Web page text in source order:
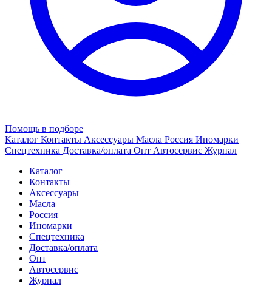
Помощь в подборе
Каталог Контакты Аксессуары Масла Россия Иномарки
Спецтехника Доставка/оплата Опт Автосервис Журнал
Каталог
Контакты
Аксессуары
Масла
Россия
Иномарки
Спецтехника
Доставка/оплата
Опт
Автосервис
Журнал